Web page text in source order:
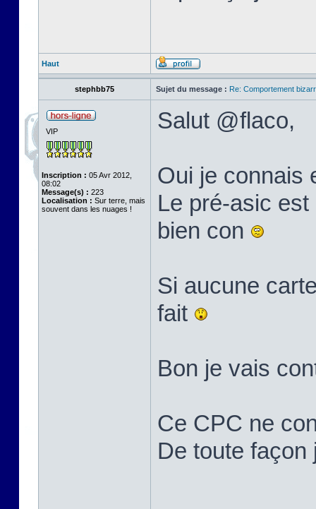
Haut
stephbb75 Sujet du message : Re: Comportement
VIP
Inscription : 05 Avr 2012,
08:02
Message(s) : 223
Localisation : Sur terre, mais
souvent dans les nuages !
Salut @flaco,
Oui je connais
Le pré-asic
bien con
Si aucune
fait
Bon je vais
Ce CPC ne
De toute façon